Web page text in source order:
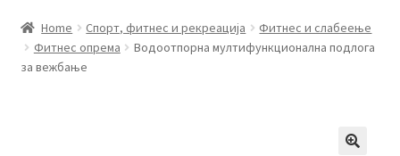
Контакт
Home Спорт, фитнес и рекреација
Фитнес и слабеење
Фитнес опрема
Водоотпорна мултифункционална подлога
за вежбање